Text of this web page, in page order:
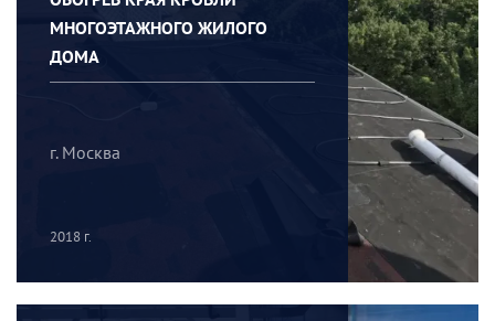
МНОГОЭТАЖНОГО ЖИЛОГО
ДОМА
г. Москва
2018 г.